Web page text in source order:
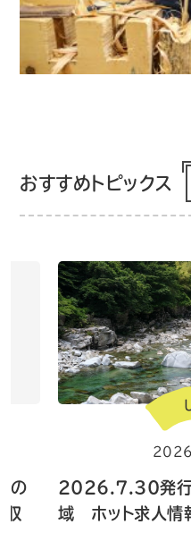
おすすめトピックス
の
収
2026.7.30発行
域 ホット求人情